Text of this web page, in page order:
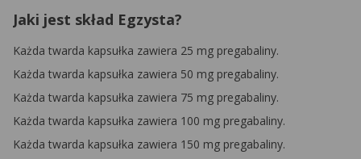
Jaki jest skład Egzysta?
Każda twarda kapsułka zawiera 25 mg pregabaliny.
Każda twarda kapsułka zawiera 50 mg pregabaliny.
Każda twarda kapsułka zawiera 75 mg pregabaliny.
Każda twarda kapsułka zawiera 100 mg pregabaliny.
Każda twarda kapsułka zawiera 150 mg pregabaliny.